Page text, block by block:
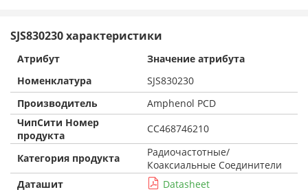
SJS830230 характеристики
Атрибут
Значение атрибута
Номенклатура
SJS830230
Производитель
Amphenol PCD
ЧипСити Номер
продукта
CC468746210
Категория продукта
Радиочастотные/
Коаксиальные Соединители
Даташит
Datasheet